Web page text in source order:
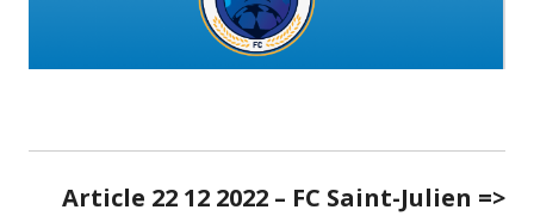
Article 22 12 2022 – FC Saint-Julien =>